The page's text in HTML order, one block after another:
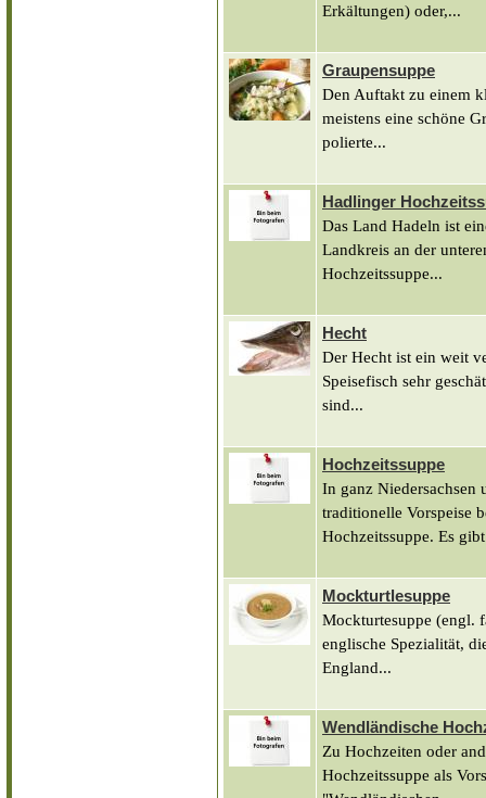
Erkältungen) oder,...
Graupensuppe
Den Auftakt zu einem
meistens eine schöne
polierte...
Hadlinger
Das Land Hadeln ist
Landkreis an der
Hochzeitssuppe...
Hecht
Der Hecht ist ein weit
Speisefisch sehr
sind...
Hochzeitssuppe
In ganz Niedersachsen
traditionelle Vorspeise
Hochzeitssuppe. Es
Mockturtlesuppe
Mockturtesuppe (engl.
englische Spezialität,
England...
Wendländische
Zu Hochzeiten oder
Hochzeitssuppe als